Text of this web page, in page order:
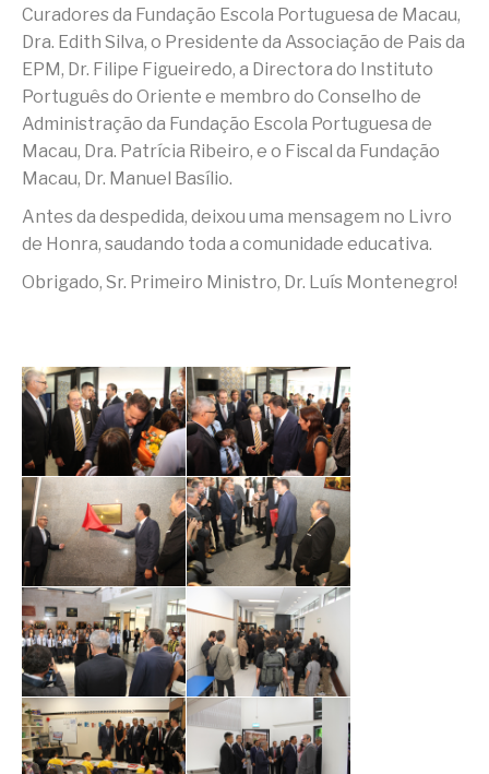
Curadores da Fundação Escola Portuguesa de Macau,
Dra. Edith Silva, o Presidente da Associação de Pais da
EPM, Dr. Filipe Figueiredo, a Directora do Instituto
Português do Oriente e membro do Conselho de
Administração da Fundação Escola Portuguesa de
Macau, Dra. Patrícia Ribeiro, e o Fiscal da Fundação
Macau, Dr. Manuel Basílio.
Antes da despedida, deixou uma mensagem no Livro
de Honra, saudando toda a comunidade educativa.
Obrigado, Sr. Primeiro Ministro, Dr. Luís Montenegro!